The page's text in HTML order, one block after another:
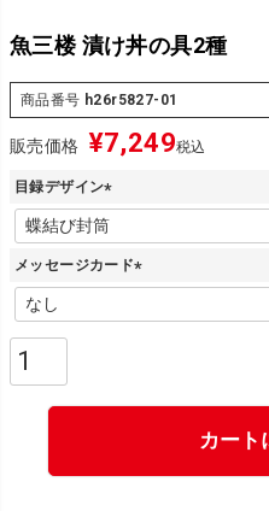
魚三楼 漬け丼の具2種
商品番号 h26r5827-01
販売価格 ¥7,249税込
目録デザイン
(
必
須
)
メッセージカード
必
カート